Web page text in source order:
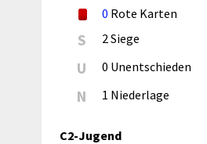
0 Rote Karten
S 2 Siege
U 0 Unentschieden
N 1 Niederlage
C2-Jugend